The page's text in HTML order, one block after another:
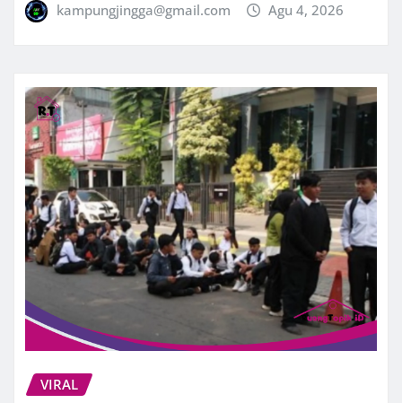
kampungjingga@gmail.com Agu 4, 2026
VIRAL